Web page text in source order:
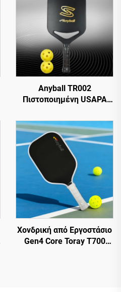
Anyball TR002
Πιστοποιημένη USAPA
Ρακέτα Padel Από
Άνθρακα Ρακέτα
Pickleball Υψηλής
Αντοχής Εργαλείο Για
Εκπαίδευση και
Διασκέδαση
Χονδρική από Εργοστάσιο
Gen4 Core Toray T700